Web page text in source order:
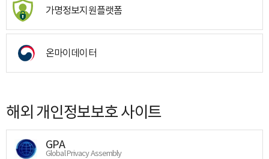
가명정보지원플랫폼
온마이데이터
해외 개인정보보호 사이트
GPA
Global Privacy Assembly